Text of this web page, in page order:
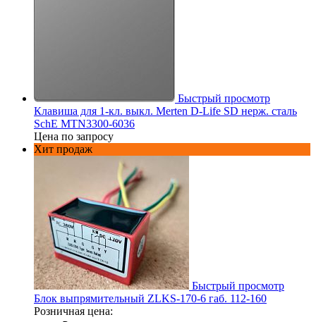
Быстрый просмотр
Клавиша для 1-кл. выкл. Merten D-Life SD нерж. сталь
SchE MTN3300-6036
Цена по запросу
Хит продаж
Быстрый просмотр
Блок выпрямительный ZLKS-170-6 габ. 112-160
Розничная цена: